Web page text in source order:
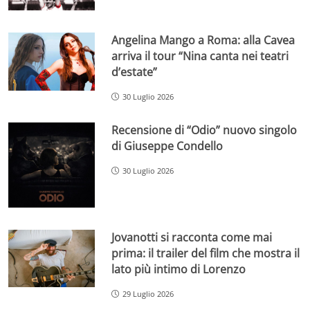
Angelina Mango a Roma: alla Cavea
arriva il tour “Nina canta nei teatri
d’estate”
30 Luglio 2026
Recensione di “Odio” nuovo singolo
di Giuseppe Condello
30 Luglio 2026
Jovanotti si racconta come mai
prima: il trailer del film che mostra il
lato più intimo di Lorenzo
29 Luglio 2026